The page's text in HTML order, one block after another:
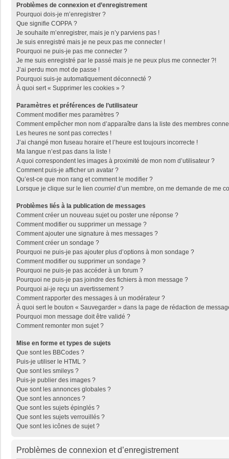
Problèmes de connexion et d’enregistrement
Pourquoi dois-je m’enregistrer ?
Que signifie COPPA ?
Je souhaite m’enregistrer, mais je n’y parviens pas !
Je suis enregistré mais je ne peux pas me connecter !
Pourquoi ne puis-je pas me connecter ?
Je me suis enregistré par le passé mais je ne peux plus me connecter ?!
J’ai perdu mon mot de passe !
Pourquoi suis-je automatiquement déconnecté ?
À quoi sert « Supprimer les cookies » ?
Paramètres et préférences de l’utilisateur
Comment modifier mes paramètres ?
Comment empêcher mon nom d’apparaître dans la liste des membres
Les heures ne sont pas correctes !
J’ai changé mon fuseau horaire et l’heure est toujours incorrecte !
Ma langue n’est pas dans la liste !
A quoi correspondent les images à proximité de mon nom d’utilisateur ?
Comment puis-je afficher un avatar ?
Qu’est-ce que mon rang et comment le modifier ?
Lorsque je clique sur le lien courriel d’un membre, on me demande de me
Problèmes liés à la publication de messages
Comment créer un nouveau sujet ou poster une réponse ?
Comment modifier ou supprimer un message ?
Comment ajouter une signature à mes messages ?
Comment créer un sondage ?
Pourquoi ne puis-je pas ajouter plus d’options à mon sondage ?
Comment modifier ou supprimer un sondage ?
Pourquoi ne puis-je pas accéder à un forum ?
Pourquoi ne puis-je pas joindre des fichiers à mon message ?
Pourquoi ai-je reçu un avertissement ?
Comment rapporter des messages à un modérateur ?
À quoi sert le bouton « Sauvegarder » dans la page de rédaction de
Pourquoi mon message doit être validé ?
Comment remonter mon sujet ?
Mise en forme et types de sujets
Que sont les BBCodes ?
Puis-je utiliser le HTML ?
Que sont les smileys ?
Puis-je publier des images ?
Que sont les annonces globales ?
Que sont les annonces ?
Que sont les sujets épinglés ?
Que sont les sujets verrouillés ?
Que sont les icônes de sujet ?
Problèmes de connexion et d’enregistrement